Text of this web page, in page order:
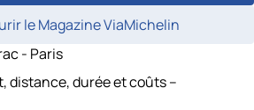
le Magazine ViaMichelin
- Paris
distance, durée et coûts –